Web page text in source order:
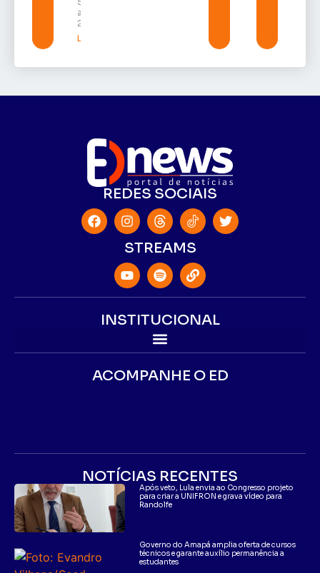
agosto de
2026
Leia mais »
REDES SOCIAIS
STREAMS
INSTITUCIONAL
ACOMPANHE O ED
NOTÍCIAS RECENTES
Após veto, Lula envia ao Congresso projeto
para criar a UNIFRON e grava vídeo para
Randolfe
Governo do Amapá amplia oferta de cursos
técnicos e garante auxílio permanência a
estudantes